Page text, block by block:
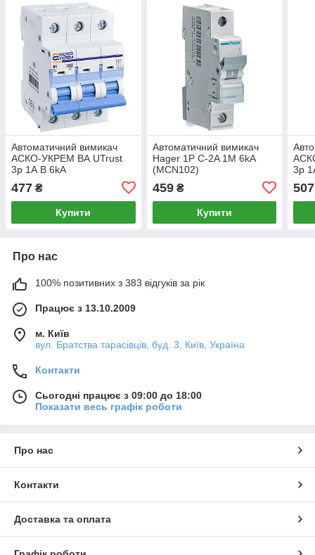
Автоматичний вимикач
АСКО-УКРЕМ ВА UTrust
3р 1А B 6kА
477 ₴
Купити
Автоматичний вимикач
Hager 1P C-2A 1M 6kA
(MCN102)
459₴
Купити
3р
507
Про нас
100% позитивних з 383 відгуків за рік
Працює з 13.10.2009
м. Київ
вул. Братства тарасівців, буд. 3, Київ, Україна
Контакти
Сьогодні працює з 09:00 до 18:00
Показати весь графік роботи
Про нас
Контакти
Доставка та оплата